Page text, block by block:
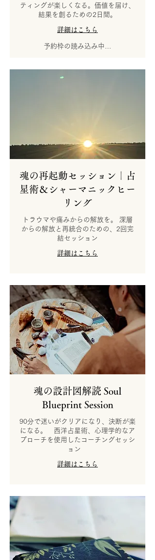
ティングが楽しくなる。価値を届け、
結果を創るための2日間。
詳細はこちら
予約枠の読み込み中…
魂の再起動セッション｜占
星術＆シャーマニックヒー
リング
トラウマや痛みからの解放を。 深層
からの解放と再統合のための、2回完
結セッション
詳細はこちら
魂の設計図解読 Soul
Blueprint Session
90分で迷いがクリアになり、決断が楽
になる。 西洋占星術、心理学的なア
プローチを使用したコーチングセッシ
ョン
詳細はこちら